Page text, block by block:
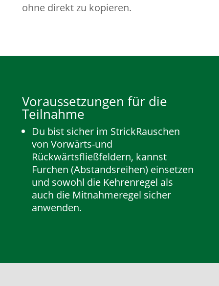
ohne direkt zu kopieren.
Voraussetzungen für die
Teilnahme
Du bist sicher im StrickRauschen
von Vorwärts-und
Rückwärtsfließfeldern, kannst
Furchen (Abstandsreihen) einsetzen
und sowohl die Kehrenregel als
auch die Mitnahmeregel sicher
anwenden.